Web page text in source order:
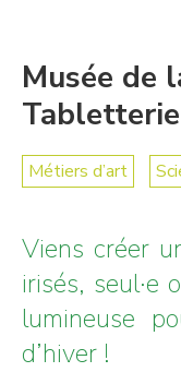
Musée de
Métiers d’art
Viens créer
irisés, seul·e
lumineuse
d’hiver !